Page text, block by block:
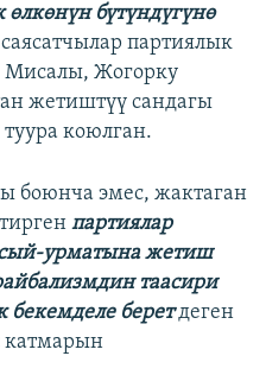
өлкөнүн бүтүндүгүнө
партиялык
Мисалы, Жогорку
жетиштүү сандагы
коюлган.
боюнча эмес, жактаган
партиялар
сый-урматына жетиш
таасири
бекемделе беретдеген
катмарын